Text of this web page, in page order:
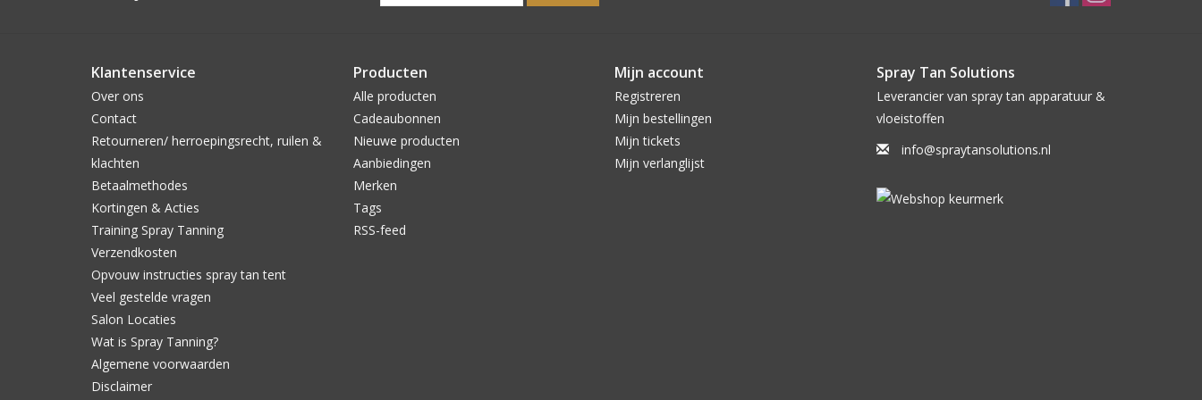
Klantenservice
Over ons
Contact
Retourneren/ herroepingsrecht, ruilen &
klachten
Betaalmethodes
Kortingen & Acties
Training Spray Tanning
Verzendkosten
Opvouw instructies spray tan tent
Veel gestelde vragen
Salon Locaties
Wat is Spray Tanning?
Algemene voorwaarden
Disclaimer
Producten
Alle producten
Cadeaubonnen
Nieuwe producten
Aanbiedingen
Merken
Tags
RSS-feed
Mijn account
Registreren
Mijn bestellingen
Mijn tickets
Mijn verlanglijst
Spray Tan Solutions
Leverancier van spray tan apparatuur &
vloeistoffen
info@spraytansolutions.nl